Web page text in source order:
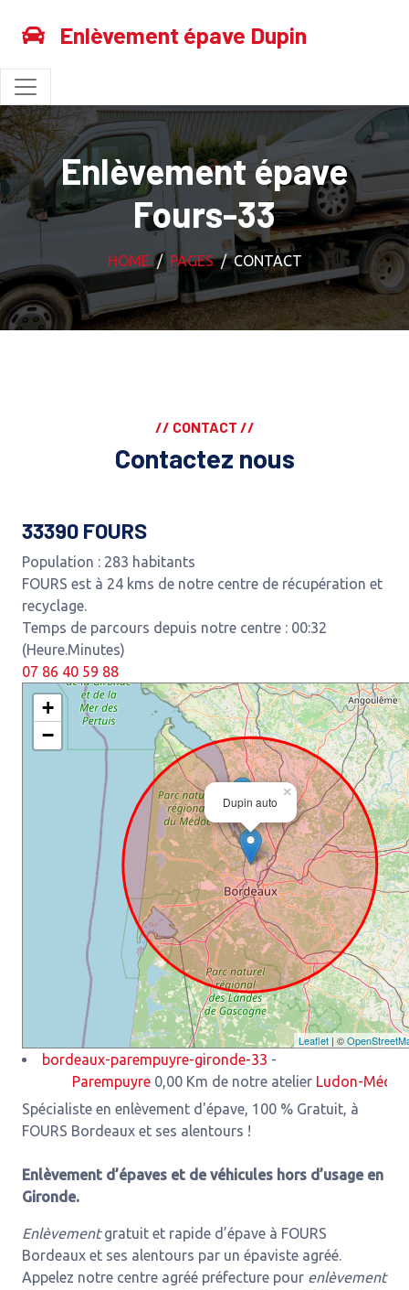
Enlèvement épave Dupin
Enlèvement épave
Fours-33
HOME PAGES CONTACT
// CONTACT //
Contactez nous
33390 FOURS
Population : 283 habitants
FOURS est à 24 kms de notre centre de récupération et
recyclage.
Temps de parcours depuis notre centre : 00:32
(Heure.Minutes)
07 86 40 59 88
Dupin auto
×
+
−
Leaflet | ©
bordeaux-parempuyre-gironde-33 -
Parempuyre0,00 Km de notre atelierLudon-Médoc3,93
Spécialiste en enlèvement d'épave, 100 % Gratuit, à
FOURS Bordeaux et ses alentours !
Enlèvement d’épaves et de véhicules hors d’usage en
Gironde.
Enlèvementgratuit et rapide d’épave à FOURS
Bordeaux et ses alentours par un épaviste agréé.
Appelez notre centre agréé préfecture pour enlèvement